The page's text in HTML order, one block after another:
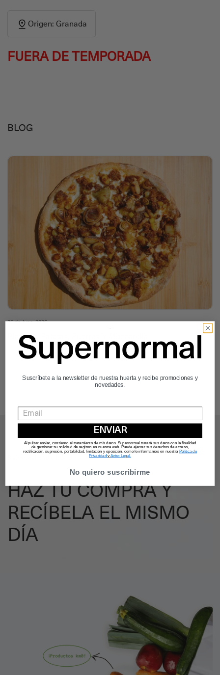
Origen: Granada
FUERA DE TEMPORADA
BLOG
25 de June, 2026
Pizza De Patatas, Puerros Y Mozzarella
HAZ TU COMPRA Y
RECÍBELA EL MISMO
DÍA
Suscríbete a la newsletter de nuestra huerta y recibe promociones y
novedades.
ENVIAR
Al pulsar enviar, consiento el tratamiento de mis datos. Supernormal tratará sus datos con la finalidad
de gestionar su solicitud de registro en nuestra web. Puede ejercer sus derechos de acceso,
rectificación, supresión, portabilidad, limitación y oposición, como le informamos en nuestra Política de
Privacidady Aviso Legal.
No quiero suscribirme